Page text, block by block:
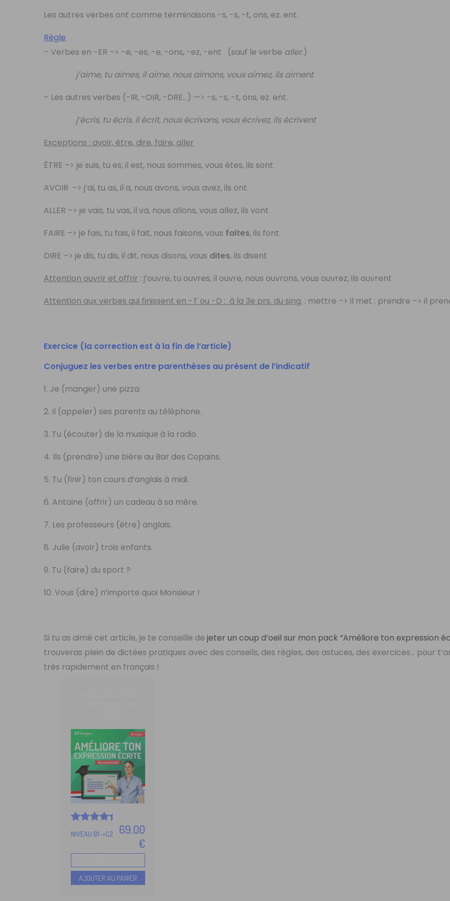
Les autres verbes ont comme terminaisons -s, -s, -t, ons, ez. ent.
Règle
– Verbes en -ER –> -e, -es, -e, -ons, -ez, -ent (sauf le verbe aller.)
j’aime, tu aimes, il aime, nous aimons, vous aimez, ils aiment
– Les autres verbes (-IR, -OIR, -DRE…) —> -s, -s, -t, ons, ez. ent.
j’écris, tu écris. il écrit, nous écrivons, vous écrivez, ils écrivent
Exceptions : avoir, être, dire, faire, aller
ÊTRE –> je suis, tu es, il est, nous sommes, vous êtes, ils sont
AVOIR –> j’ai, tu as, il a, nous avons, vous avez, ils ont
ALLER –> je vais, tu vas, il va, nous allons, vous allez, ils vont
FAIRE –> je fais, tu fais, il fait, nous faisons, vous faites, ils font
DIRE –> je dis, tu dis, il dit, nous disons, vous dites, ils disent
Attention ouvrir et offrir : j’ouvre, tu ouvres, il ouvre, nous ouvrons, vous ouvrez, ils ouvrent
Attention aux verbes qui finissent en -T ou -D : à la 3e prs. du sing. : mettre –> il met ; prendre –> il
Exercice (la correction est à la fin de l’article)
Conjuguez les verbes entre parenthèses au présent de l’indicatif
1. Je (manger) une pizza.
2. Il (appeler) ses parents au téléphone.
3. Tu (écouter) de la musique à la radio.
4. Ils (prendre) une bière au Bar des Copains.
5. Tu (finir) ton cours d’anglais à midi.
6. Antoine (offrir) un cadeau à sa mère.
7. Les professeurs (être) anglais.
8. Julie (avoir) trois enfants.
9. Tu (faire) du sport ?
10. Vous (dire) n’importe quoi Monsieur !
Si tu as aimé cet article, je te conseille dejeter un coup d’oeil sur mon pack “Améliore ton expression
trouveras plein de dictées pratiques avec des conseils, des règles, des astuces, des exercices… pour
très rapidement en français !
Noté
4.94
5
notations
client
NIVEAU B1->C2
69.00
€
AJOUTER AU PANIER